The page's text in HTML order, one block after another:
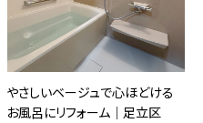
やさしいベージュで心ほどける
お風呂にリフォーム｜足立区